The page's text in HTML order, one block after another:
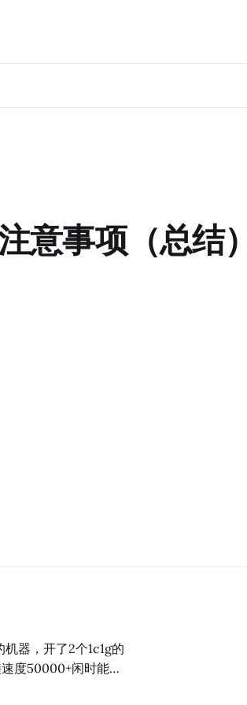
意事项（总结）
器，开了2个1c1g的
度50000+闲时能看
结的申请注意事项